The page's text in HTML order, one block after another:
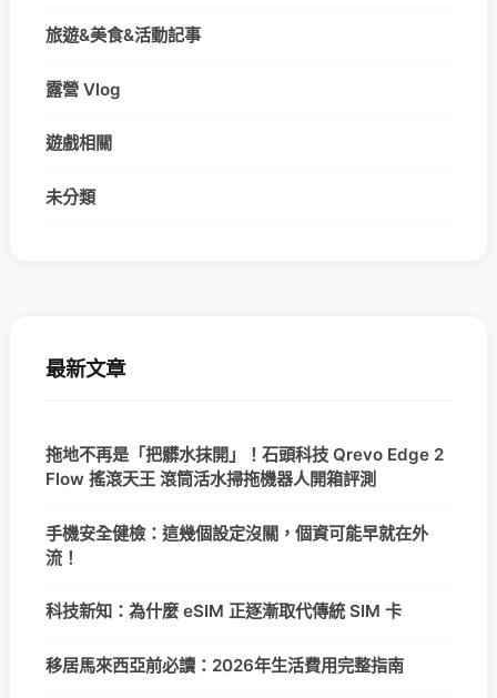
旅遊&美食&活動記事
露營 Vlog
遊戲相關
未分類
最新文章
拖地不再是「把髒水抹開」！石頭科技 Qrevo Edge 2
Flow 搖滾天王 滾筒活水掃拖機器人開箱評測
手機安全健檢：這幾個設定沒關，個資可能早就在外
流！
科技新知：為什麼 eSIM 正逐漸取代傳統 SIM 卡
移居馬來西亞前必讀：2026年生活費用完整指南